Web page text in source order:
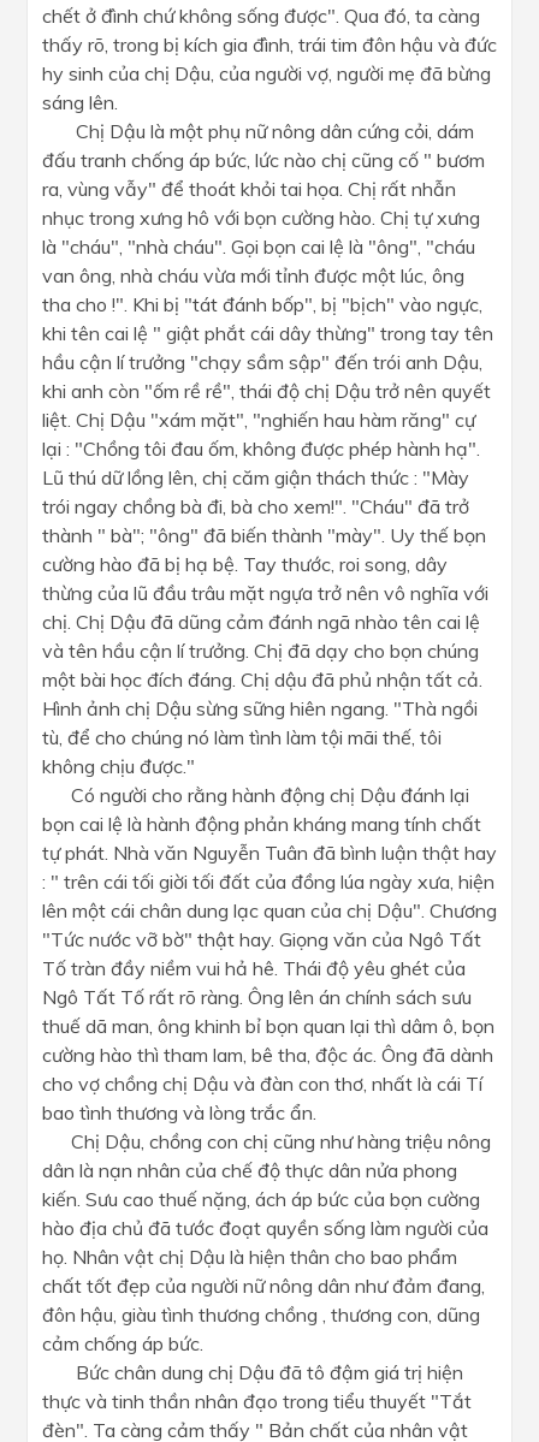
chết ở đình chứ không sống được". Qua đó, ta càng
thấy rõ, trong bị kích gia đình, trái tim đôn hậu và đức
hy sinh của chị Dậu, của người vợ, người mẹ đã bừng
sáng lên.
Chị Dậu là một phụ nữ nông dân cứng cỏi, dám
đấu tranh chống áp bức, lức nào chị cũng cố " bươm
ra, vùng vẫy" để thoát khỏi tai họa. Chị rất nhẫn
nhục trong xưng hô với bọn cường hào. Chị tự xưng
là "cháu", "nhà cháu". Gọi bọn cai lệ là "ông", "cháu
van ông, nhà cháu vừa mới tỉnh được một lúc, ông
tha cho !". Khi bị "tát đánh bốp", bị "bịch" vào ngực,
khi tên cai lệ " giật phắt cái dây thừng" trong tay tên
hầu cận lí trưởng "chạy sầm sập" đến trói anh Dậu,
khi anh còn "ốm rề rề", thái độ chị Dậu trở nên quyết
liệt. Chị Dậu "xám mặt", "nghiến hau hàm răng" cự
lại : "Chồng tôi đau ốm, không được phép hành hạ".
Lũ thú dữ lồng lên, chị căm giận thách thức : "Mày
trói ngay chồng bà đi, bà cho xem!". "Cháu" đã trở
thành " bà"; "ông" đã biến thành "mày". Uy thế bọn
cường hào đã bị hạ bệ. Tay thước, roi song, dây
thừng của lũ đầu trâu mặt ngựa trở nên vô nghĩa với
chị. Chị Dậu đã dũng cảm đánh ngã nhào tên cai lệ
và tên hầu cận lí trưởng. Chị đã dạy cho bọn chúng
một bài học đích đáng. Chị dậu đã phủ nhận tất cả.
Hình ảnh chị Dậu sừng sững hiên ngang. "Thà ngồi
tù, để cho chúng nó làm tình làm tội mãi thế, tôi
không chịu được."
Có người cho rằng hành động chị Dậu đánh lại
bọn cai lệ là hành động phản kháng mang tính chất
tự phát. Nhà văn Nguyễn Tuân đã bình luận thật hay
: " trên cái tối giời tối đất của đồng lúa ngày xưa, hiện
lên một cái chân dung lạc quan của chị Dậu". Chương
"Tức nước vỡ bờ" thật hay. Giọng văn của Ngô Tất
Tố tràn đầy niềm vui hả hê. Thái độ yêu ghét của
Ngô Tất Tố rất rõ ràng. Ông lên án chính sách sưu
thuế dã man, ông khinh bỉ bọn quan lại thì dâm ô, bọn
cường hào thì tham lam, bê tha, độc ác. Ông đã dành
cho vợ chồng chị Dậu và đàn con thơ, nhất là cái Tí
bao tình thương và lòng trắc ẩn.
Chị Dậu, chồng con chị cũng như hàng triệu nông
dân là nạn nhân của chế độ thực dân nửa phong
kiến. Sưu cao thuế nặng, ách áp bức của bọn cường
hào địa chủ đã tước đoạt quyền sống làm người của
họ. Nhân vật chị Dậu là hiện thân cho bao phẩm
chất tốt đẹp của người nữ nông dân như đảm đang,
đôn hậu, giàu tình thương chồng , thương con, dũng
cảm chống áp bức.
Bức chân dung chị Dậu đã tô đậm giá trị hiện
thực và tinh thần nhân đạo trong tiểu thuyết "Tắt
đèn". Ta càng cảm thấy " Bản chất của nhân vật